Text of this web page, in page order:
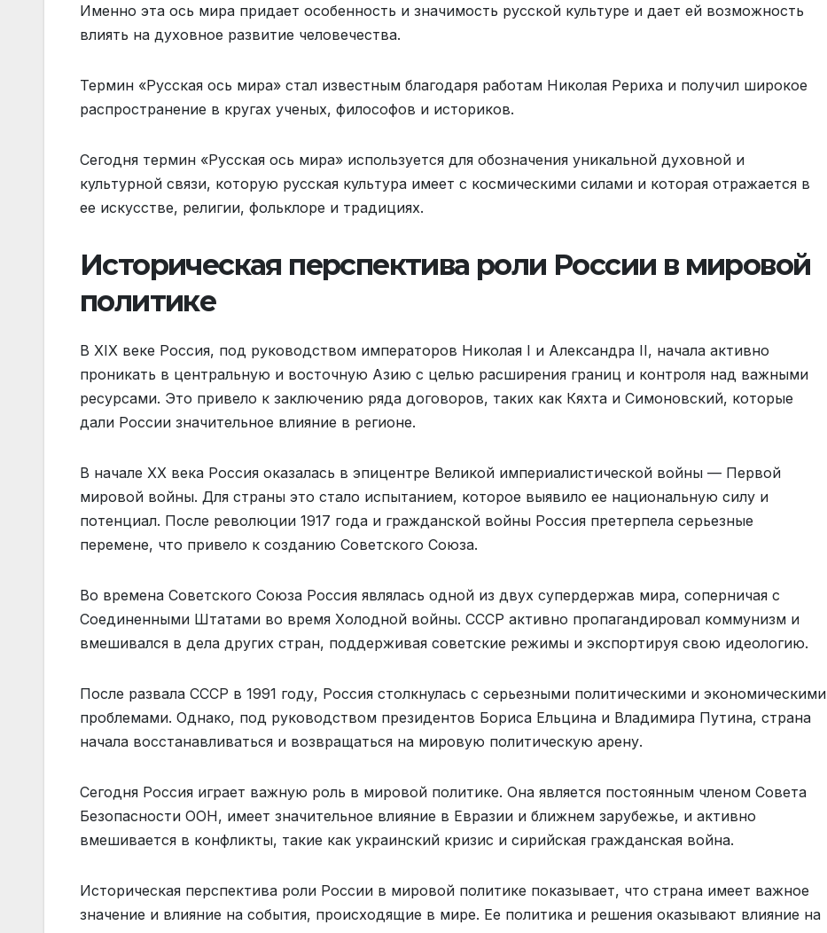
Именно эта ось мира придает особенность и значимость русской культуре и дает ей возможность
влиять на духовное развитие человечества.
Термин «Русская ось мира» стал известным благодаря работам Николая Рериха и получил широкое
распространение в кругах ученых, философов и историков.
Сегодня термин «Русская ось мира» используется для обозначения уникальной духовной и
культурной связи, которую русская культура имеет с космическими силами и которая отражается в
ее искусстве, религии, фольклоре и традициях.
Историческая перспектива роли России в мировой
политике
В XIX веке Россия, под руководством императоров Николая I и Александра II, начала активно
проникать в центральную и восточную Азию с целью расширения границ и контроля над важными
ресурсами. Это привело к заключению ряда договоров, таких как Кяхта и Симоновский, которые
дали России значительное влияние в регионе.
В начале XX века Россия оказалась в эпицентре Великой империалистической войны — Первой
мировой войны. Для страны это стало испытанием, которое выявило ее национальную силу и
потенциал. После революции 1917 года и гражданской войны Россия претерпела серьезные
перемене, что привело к созданию Советского Союза.
Во времена Советского Союза Россия являлась одной из двух супердержав мира, соперничая с
Соединенными Штатами во время Холодной войны. СССР активно пропагандировал коммунизм и
вмешивался в дела других стран, поддерживая советские режимы и экспортируя свою идеологию.
После развала СССР в 1991 году, Россия столкнулась с серьезными политическими и экономическими
проблемами. Однако, под руководством президентов Бориса Ельцина и Владимира Путина, страна
начала восстанавливаться и возвращаться на мировую политическую арену.
Сегодня Россия играет важную роль в мировой политике. Она является постоянным членом Совета
Безопасности ООН, имеет значительное влияние в Евразии и ближнем зарубежье, и активно
вмешивается в конфликты, такие как украинский кризис и сирийская гражданская война.
Историческая перспектива роли России в мировой политике показывает, что страна имеет важное
значение и влияние на события, происходящие в мире. Ее политика и решения оказывают влияние на